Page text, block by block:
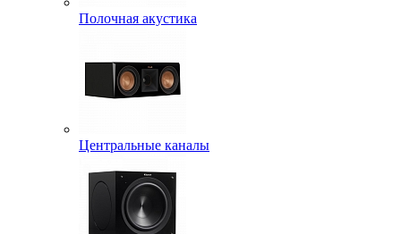
Полочная акустика
Центральные каналы